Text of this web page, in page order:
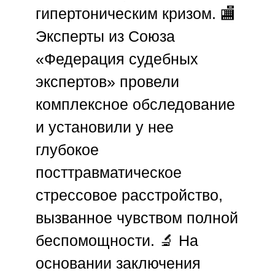
гипертоническим кризом. 🏬
Эксперты из Союза
«Федерация судебных
экспертов» провели
комплексное обследование
и установили у нее
глубокое
посттравматическое
стрессовое расстройство,
вызванное чувством полной
беспомощности. 🔬 На
основании заключения